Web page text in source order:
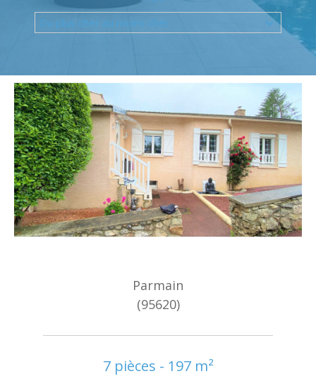
Du plus cher au moins cher
Parmain
(95620)
7 pièces - 197 m²
Budget
Pièces
Pièces
Référence
AFFINER LES CRITÈRES
TERRASSE PARKING PISCINE
COUPS DE COEUR